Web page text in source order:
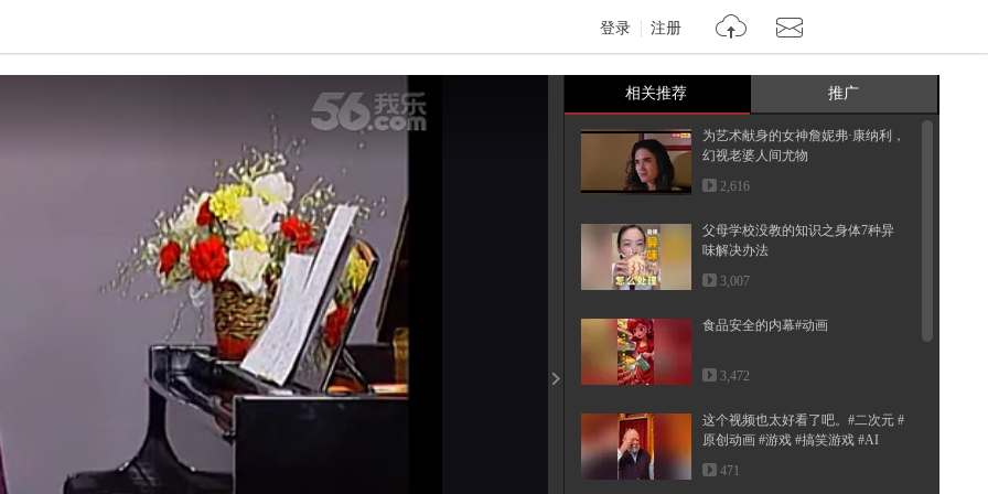
登录 注册
亮度
饱和度
相关推荐 推广
为艺术献身的女神詹妮弗·康纳利，
幻视老婆人间尤物
2,616
父母学校没教的知识之身体7种异
味解决办法
3,007
食品安全的内幕#动画
3,472
这个视频也太好看了吧。#二次元 #
原创动画 #游戏 #搞笑游戏 #AI
471